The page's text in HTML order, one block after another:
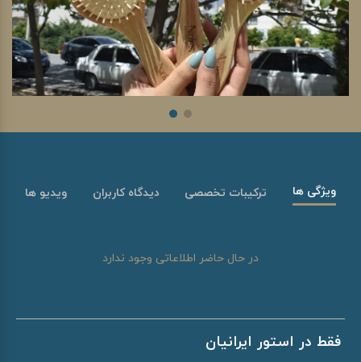
ویژگی ها ترکیبات تخصصی دیدگاه کاربران ویدیو ها
در حال حاضر اطلاعاتی وجود ندارد
فقط در استور ایرانیان